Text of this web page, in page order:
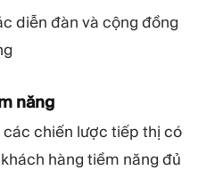
diễn đàn và cộng đồng
năng
chiến lược tiếp thị có
hàng tiềm năng đủ